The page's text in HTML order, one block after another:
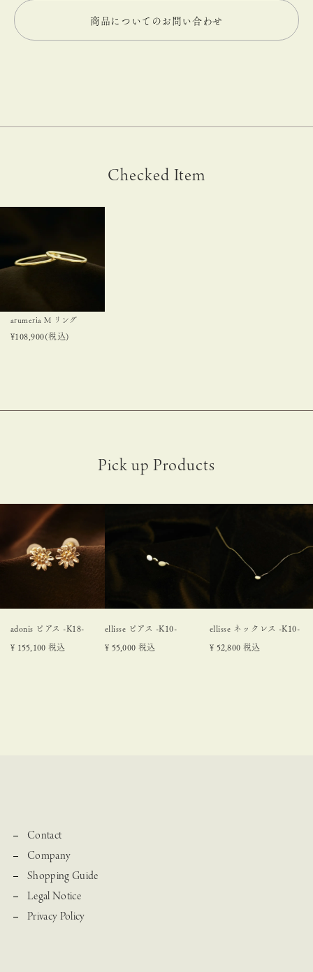
商品についてのお問い合わせ
Checked Item
arumeria M リング
¥108,900(税込)
adonis ピアス -K18-
¥ 155,100 税込
ellisse ピアス -K10-
¥ 55,000 税込
ellisse ネックレス -K10-
¥ 52,800 税込
Contact
Company
Shopping Guide
Legal Notice
Privacy Policy